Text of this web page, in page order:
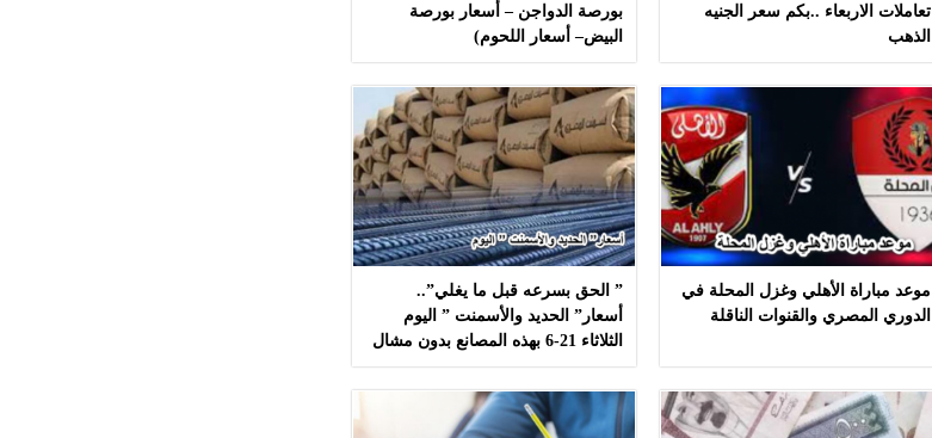
تعاملات الاربعاء ..بكم سعر الجنيه
الذهب
بورصة الدواجن – أسعار بورصة
البيض– أسعار اللحوم)
موعد مباراة الأهلي وغزل المحلة في
الدوري المصري والقنوات الناقلة
” الحق بسرعه قبل ما يغلي”..
أسعار” الحديد والأسمنت ” اليوم
الثلاثاء 21-6 بهذه المصانع بدون مشال